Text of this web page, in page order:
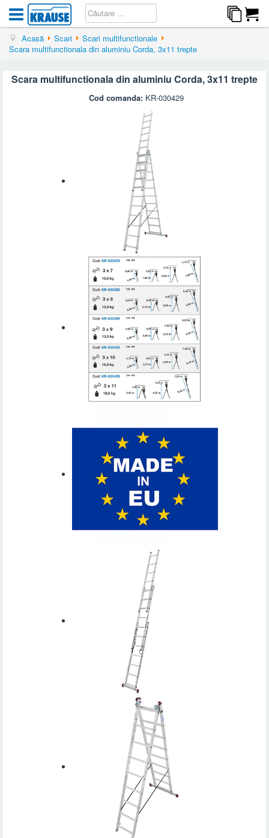
Acasă Scari
Scari multifunctionale
Scara multifunctionala din aluminiu Corda, 3x11 trepte
Scara multifunctionala din aluminiu Corda, 3x11 trepte
Cod comanda: KR-030429